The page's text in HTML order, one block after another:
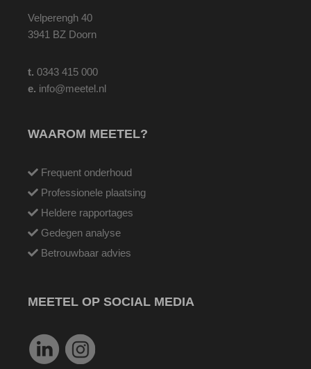
Velperengh 40
3941 BZ Doorn
t. 0343 415 000
e. info@meetel.nl
WAAROM MEETEL?
Frequent onderhoud
Professionele plaatsing
Heldere rapportages
Gedegen analyse
Betrouwbaar advies
MEETEL OP SOCIAL MEDIA